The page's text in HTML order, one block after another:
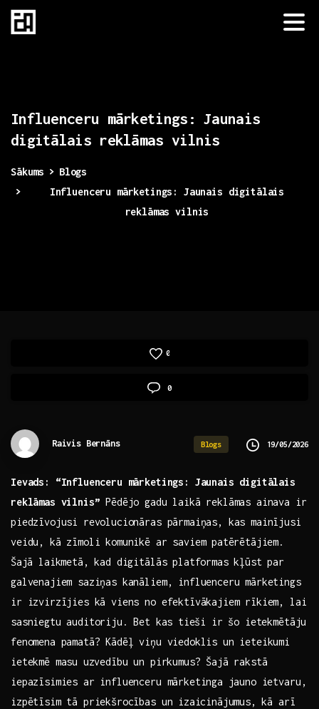
Influenceru mārketings:
Jaunais
digitālais reklāmas vilnis
Sākums
Blogs
Influenceru mārketings: Jaunais digitālais
reklāmas vilnis
0
0
Raivis Bernāns Blogs 19/05/2026
Ievads: “Influenceru mārketings: Jaunais digitālais
reklāmas vilnis” Pēdējo gadu laikā reklāmas ainava ir
piedzīvojusi revolucionāras pārmaiņas, ‍kas ‍mainījusi
veidu, kā zīmoli komunikē ​ar saviem⁢ patērētājiem.
⁤Šajā laikmetā, kad digitālās ​platformas kļūst par
galvenajiem ​saziņas kanāliem, ‌influenceru mārketings
ir izvirzījies kā viens no efektīvākajiem rīkiem, lai
sasniegtu auditoriju. Bet⁣ kas ⁣tieši ir šo ietekmētāju
fenomena pamatā? Kādēļ viņu viedoklis‍ un ieteikumi
ietekmē masu⁣ uzvedību un pirkumus? Šajā rakstā
iepazīsimies ar influenceru​ mārketinga ⁣jauno ietvaru,
izpētīsim tā priekšrocības un⁢ izaicinājumus, ⁤kā ‌arī